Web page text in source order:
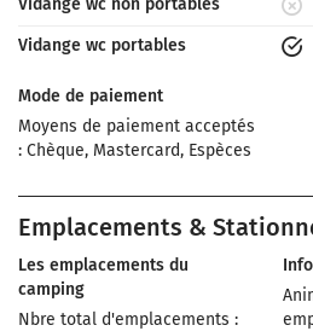
Vidange wc non portables
Vidange wc portables
Mode de paiement
Moyens de paiement acceptés
: Chèque, Mastercard, Espèces
Emplacements &
Les emplacements du
camping
Nbre total d'emplacements :